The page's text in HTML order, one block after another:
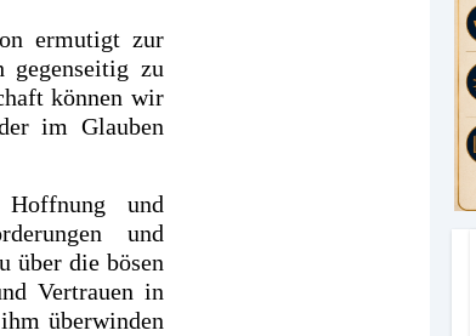
ermutigt zur
gegenseitig zu
können wir
im Glauben
und
und
über die bösen
Vertrauen in
überwinden